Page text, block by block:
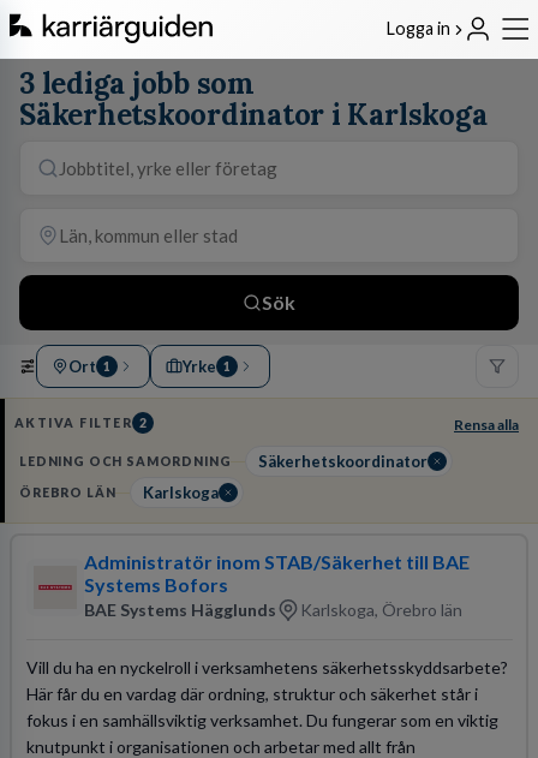
Logga in
3 lediga jobb som
Säkerhetskoordinator i Karlskoga
Sök
Ort 1 Yrke 1
AKTIVA FILTER 2 Rensa alla
LEDNING OCH SAMORDNING Säkerhetskoordinator
ÖREBRO LÄN Karlskoga
Administratör inom STAB/Säkerhet till BAE
Systems Bofors
BAE Systems Hägglunds Karlskoga, Örebro län
Vill du ha en nyckelroll i verksamhetens säkerhetsskyddsarbete?
Här får du en vardag där ordning, struktur och säkerhet står i
fokus i en samhällsviktig verksamhet. Du fungerar som en viktig
knutpunkt i organisationen och arbetar med allt från